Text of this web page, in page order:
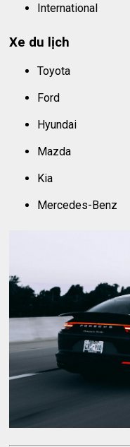
International
Xe du lịch
Toyota
Ford
Hyundai
Mazda
Kia
Mercedes-Benz